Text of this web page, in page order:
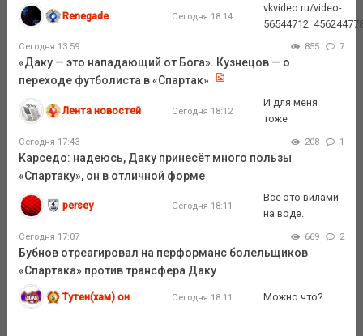
Renegade Сегодня 18:14
vkvideo.ru/video-
Сегодня 13:59 855 7
«Даку — это нападающий от Бога». Кузнецов — о
переходе футболиста в «Спартак»
Лента новостей Сегодня 18:12
И для меня
тоже
Сегодня 17:43 208 1
Карседо: надеюсь, Даку принесёт много пользы
«Спартаку», он в отличной форме
persey Сегодня 18:11
Всё это вилами
на воде.
Сегодня 17:07 669 2
Бубнов отреагировал на перформанс болельщиков
«Спартака» против трансфера Даку
Тутен(хам) он Сегодня 18:11 Можно что?